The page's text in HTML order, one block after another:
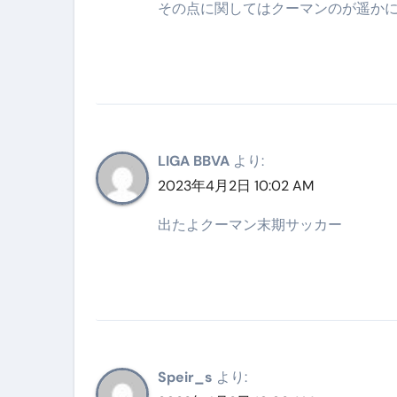
クリスマスの魔法で、心と
【最新】手袋の選び方 完全ガ
補聴器の選び方 完全ガイド｜
失敗しない「爪切り」完全ガ
失敗しない「カニ」完全ガイド
その点に関してはクーマンのが遥か
LIGA BBVA より:
2023年4月2日 10:02 AM
出たよクーマン末期サッカー
Speir_s より: